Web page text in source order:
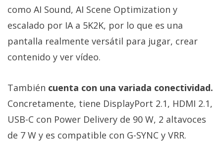
como AI Sound, AI Scene Optimization y
escalado por IA a 5K2K, por lo que es una
pantalla realmente versátil para jugar, crear
contenido y ver vídeo.
También cuenta con una variada conectividad.
Concretamente, tiene DisplayPort 2.1, HDMI 2.1,
USB-C con Power Delivery de 90 W, 2 altavoces
de 7 W y es compatible con G-SYNC y VRR.